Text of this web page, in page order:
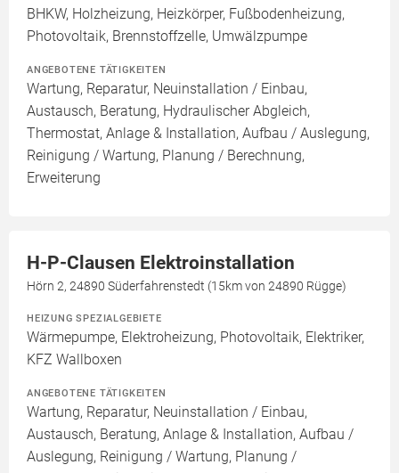
BHKW, Holzheizung, Heizkörper, Fußbodenheizung,
Photovoltaik, Brennstoffzelle, Umwälzpumpe
ANGEBOTENE TÄTIGKEITEN
Wartung, Reparatur, Neuinstallation / Einbau,
Austausch, Beratung, Hydraulischer Abgleich,
Thermostat, Anlage & Installation, Aufbau / Auslegung,
Reinigung / Wartung, Planung / Berechnung,
Erweiterung
H-P-Clausen Elektroinstallation
Hörn 2, 24890 Süderfahrenstedt (15km von 24890 Rügge)
HEIZUNG SPEZIALGEBIETE
Wärmepumpe, Elektroheizung, Photovoltaik, Elektriker,
KFZ Wallboxen
ANGEBOTENE TÄTIGKEITEN
Wartung, Reparatur, Neuinstallation / Einbau,
Austausch, Beratung, Anlage & Installation, Aufbau /
Auslegung, Reinigung / Wartung, Planung /